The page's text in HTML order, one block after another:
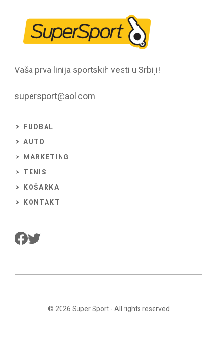
Vaša prva linija sportskih vesti u Srbiji!
supersport@aol.com
FUDBAL
AUTO
MARKETING
TENIS
KOŠARKA
KONTAKT
© 2026 Super Sport- All rights reserved